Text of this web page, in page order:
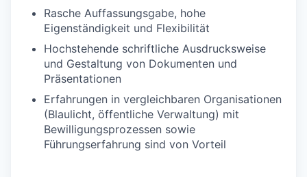
Rasche Auffassungsgabe, hohe
Eigenständigkeit und Flexibilität
Hochstehende schriftliche Ausdrucksweise
und Gestaltung von Dokumenten und
Präsentationen
Erfahrungen in vergleichbaren Organisationen
(Blaulicht, öffentliche Verwaltung) mit
Bewilligungsprozessen sowie
Führungserfahrung sind von Vorteil